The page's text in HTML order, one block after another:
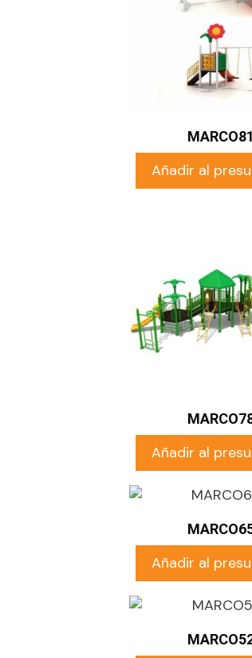
Añadir al
Añadir al
Añadir al